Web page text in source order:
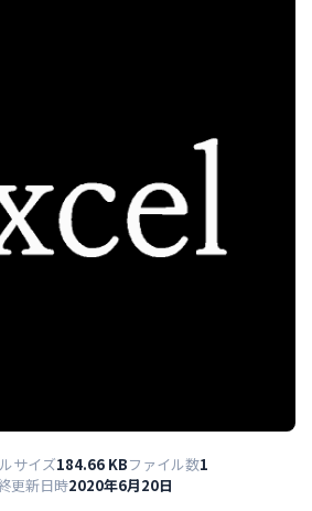
サイズ184.66 KBファイル数1
更新日時2020年6月20日